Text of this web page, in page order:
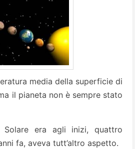
media della superficie di
il pianeta non è sempre stato
Solare era agli inizi, quattro
fa, aveva tutt’altro aspetto.